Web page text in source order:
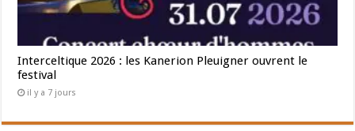
Interceltique 2026 : les Kanerion Pleuigner ouvrent le
festival
il y a 7 jours